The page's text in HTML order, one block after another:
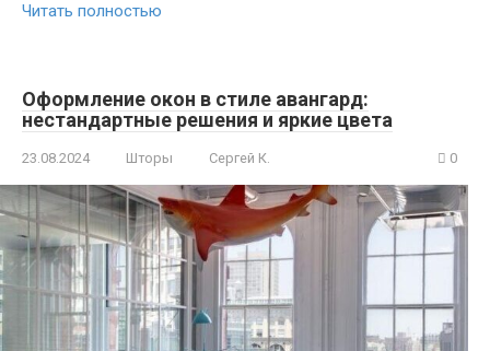
Читать полностью
Оформление окон в стиле авангард:
нестандартные решения и яркие цвета
23.08.2024 Шторы Сергей К. 0